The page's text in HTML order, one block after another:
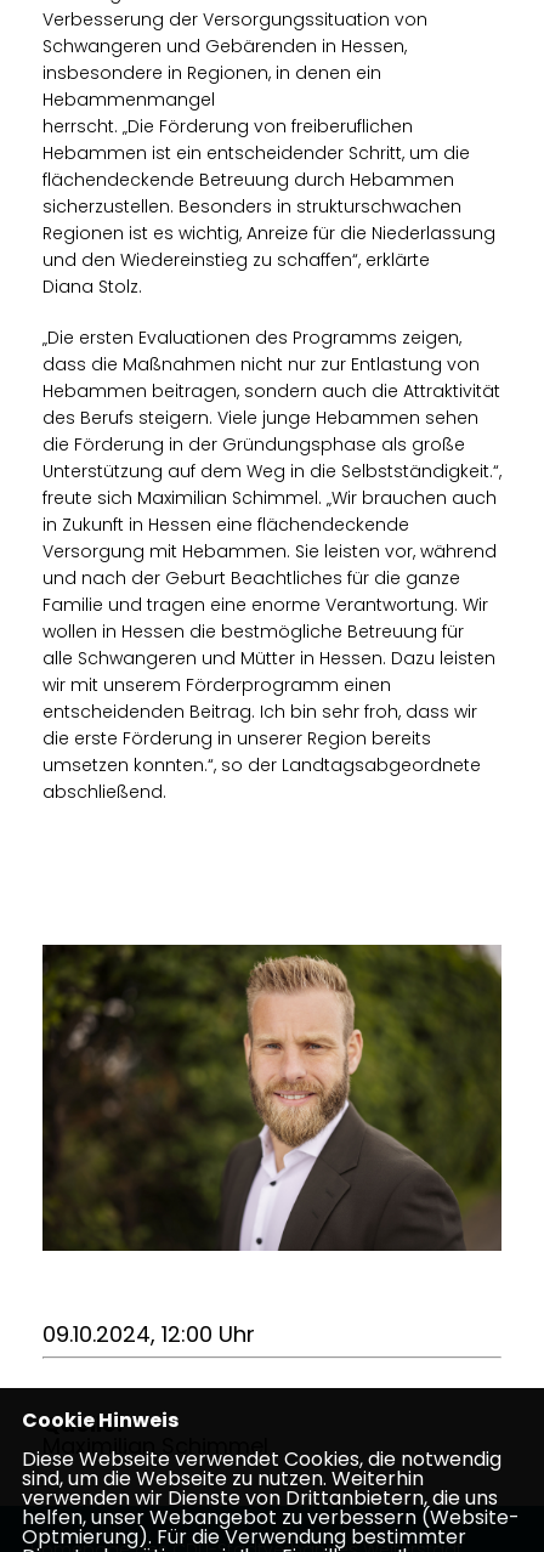
Verbesserung der Versorgungssituation von
Schwangeren und Gebärenden in Hessen,
insbesondere in Regionen, in denen ein
Hebammenmangel
herrscht. „Die Förderung von freiberuflichen
Hebammen ist ein entscheidender Schritt, um die
flächendeckende Betreuung durch Hebammen
sicherzustellen. Besonders in strukturschwachen
Regionen ist es wichtig, Anreize für die Niederlassung
und den Wiedereinstieg zu schaffen“, erklärte
Diana Stolz.
Die ersten Evaluationen des Programms zeigen,
dass die Maßnahmen nicht nur zur Entlastung von
Hebammen beitragen, sondern auch die Attraktivität
des Berufs steigern. Viele junge Hebammen sehen
die Förderung in der Gründungsphase als große
Unterstützung auf dem Weg in die Selbstständigkeit.“,
freute sich Maximilian Schimmel. „Wir brauchen auch
in Zukunft in Hessen eine flächendeckende
Versorgung mit Hebammen. Sie leisten vor, während
und nach der Geburt Beachtliches für die ganze
Familie und tragen eine enorme Verantwortung. Wir
wollen in Hessen die bestmögliche Betreuung für
alle Schwangeren und Mütter in Hessen. Dazu leisten
wir mit unserem Förderprogramm einen
entscheidenden Beitrag. Ich bin sehr froh, dass wir
die erste Förderung in unserer Region bereits
umsetzen konnten.“, so der Landtagsabgeordnete
abschließend.
09.10.2024, 12:00 Uhr
Quelle:
Maximilian Schimmel
Cookie Hinweis
Diese Webseite verwendet Cookies, die notwendig
sind, um die Webseite zu nutzen. Weiterhin
verwenden wir Dienste von Drittanbietern, die uns
helfen, unser Webangebot zu verbessern (Website-
Optmierung). Für die Verwendung bestimmter